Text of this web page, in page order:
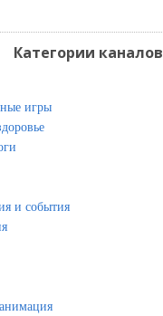
Категории каналов
игры
и события